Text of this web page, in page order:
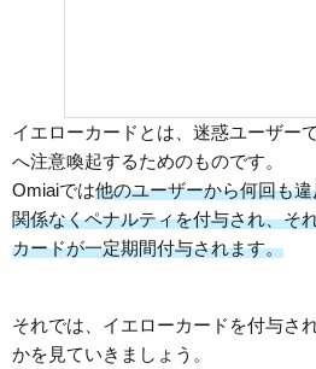
イエローカードとは、迷惑ユーザー
へ注意喚起するためのものです。
Omiaiでは他のユーザーから何回も
関係なくペナルティを付与され、そ
カードが一定期間付与されます。
それでは、イエローカードを付与さ
かを見ていきましょう。